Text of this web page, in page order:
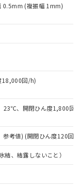
0.5mm (複振幅 1mm)
18,000回/h)
23℃、開閉ひん度1,800回/
参考値) (開閉ひん度120回/
、結露しないこと）
様担当のオ
社販売員に
当社販売拠
果を当社の
洩または開
。
ト作成サー
には、I-Web
いる必要が
で当社にご
、当社の製
様との取
エチルヘキシ
ソブチル
御機器に対する
値を超える意
より、予定
ド
ードするこ
フェニルエーテ
フタル酸ジ
チルベンジ
)) : 1000ppm
いて有害物
刻な影響を
部門へお問
場合は、完
輸出されな
す。
、ミサイ
たはその他
に販売する
た当社は、
関係者が違
場合は、取
在庫あり
況につ
ロン制御
員にご確
庫状況の
機種